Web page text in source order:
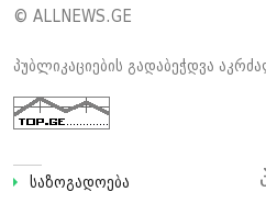
© ALLNEWS.GE
პუბლიკაციების გადაბეჭდვა
საზოგადოება